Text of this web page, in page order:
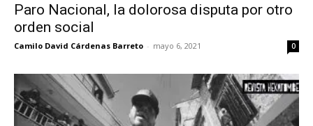
Paro Nacional, la dolorosa disputa por otro
orden social
Camilo David Cárdenas Barreto - mayo 6, 2021 0